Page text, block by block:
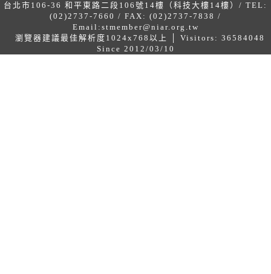
台北市106-36 和平東路二段106號14樓（科技大樓14樓）/ TEL:
(02)2737-7660 / FAX: (02)2737-7838 /
Email: stmember@niar.org.tw
瀏覽器建議最佳解析度1024x768以上 │ Visitors: 36584048
Since 2012/03/10